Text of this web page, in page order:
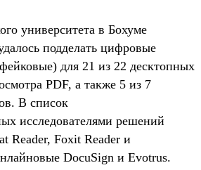
университета в Бохуме
подделать цифровые
для 21 из 22 десктопных
PDF, а также 5 из 7
В список
исследователями решений
Reader, Foxit Reader и
DocuSign и Evotrus.